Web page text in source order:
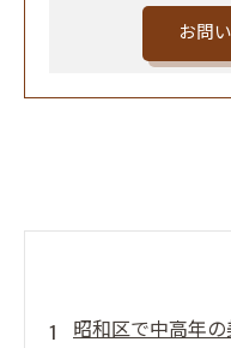
お問
昭和区で中高年